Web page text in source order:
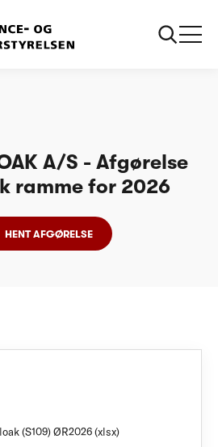
ramme for 2026
A/S - Afgørelse
ramme for 2026
HENT AFGØRELSE
(S109) ØR2026 (xlsx)